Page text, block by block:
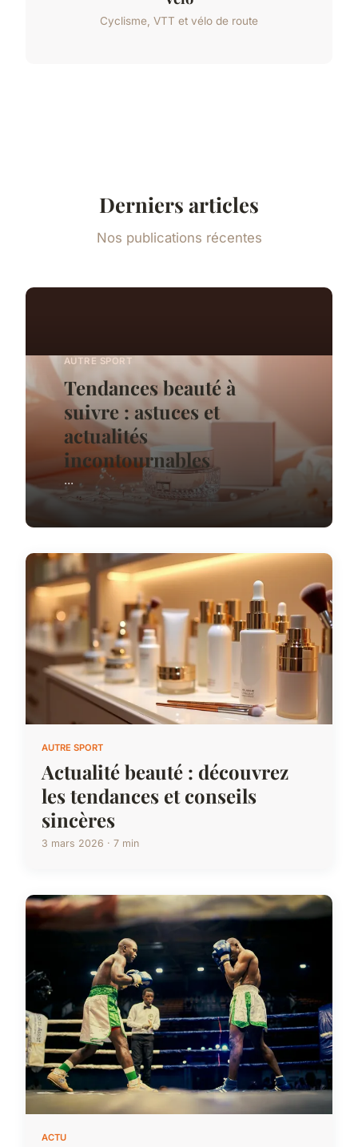
Cyclisme, VTT et vélo de route
Derniers articles
Nos publications récentes
AUTRE SPORT
Tendances beauté à
suivre : astuces et
actualités
incontournables
...
AUTRE SPORT
Actualité beauté : découvrez
les tendances et conseils
sincères
3 mars 2026 · 7 min
ACTU